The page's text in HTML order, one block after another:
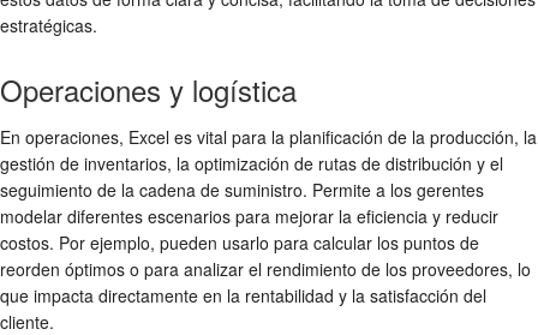
estratégicas.
Operaciones y logística
En operaciones, Excel es vital para la planificación de la producción, la
gestión de inventarios, la optimización de rutas de distribución y el
seguimiento de la cadena de suministro. Permite a los gerentes
modelar diferentes escenarios para mejorar la eficiencia y reducir
costos. Por ejemplo, pueden usarlo para calcular los puntos de
reorden óptimos o para analizar el rendimiento de los proveedores, lo
que impacta directamente en la rentabilidad y la satisfacción del
cliente.